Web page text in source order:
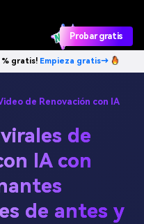
Probar gratis
% gratis! Empieza gratis→
de Renovación con IA
de
IA con
de antes y